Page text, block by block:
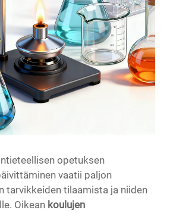
opetuksen
vaatii paljon
tarvikkeiden tilaamista ja niiden
Oikean koulujen